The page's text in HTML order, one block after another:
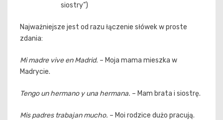
siostry”)
Najważniejsze jest od razu łączenie słówek w proste
zdania:
Mi madre vive en Madrid. – Moja mama mieszka w
Madrycie.
Tengo un hermano y una hermana. – Mam brata i siostrę.
Mis padres trabajan mucho. – Moi rodzice dużo pracują.